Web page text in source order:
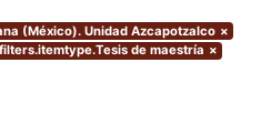
(México). Unidad Azcapotzalco ×
de maestría ×